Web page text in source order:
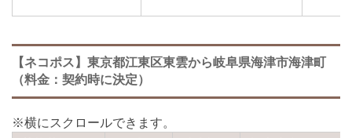
【ネコポス】東京都江東区東雲から岐阜県海津市海津町
（料金：契約時に決定）